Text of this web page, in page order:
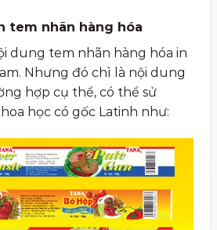
tem nhãn hàng hóa
dung tem nhãn hàng hóa in
Nhưng đó chì là nội dung
hợp cụ thể, có thể sử
học có gốc Latinh như: